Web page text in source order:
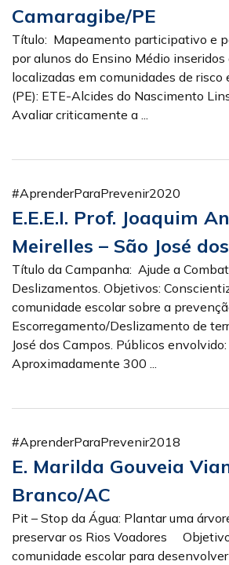
Camaragibe/PE
Título: Mapeamento participativo e
por alunos do Ensino Médio inseridos
localizadas em comunidades de risco
(PE): ETE-Alcides do Nascimento
Avaliar criticamente a ...
#AprenderParaPrevenir2020
E.E.E.I. Prof. Joaquim
Meirelles – São José
Título da Campanha: Ajude a
Deslizamentos. Objetivos:
comunidade escolar sobre a
Escorregamento/Deslizamento de
José dos Campos. Públicos envolvido:
Aproximadamente 300 ...
#AprenderParaPrevenir2018
E. Marilda Gouveia
Branco/AC
Pit – Stop da Água: Plantar uma
preservar os Rios Voadores
comunidade escolar para